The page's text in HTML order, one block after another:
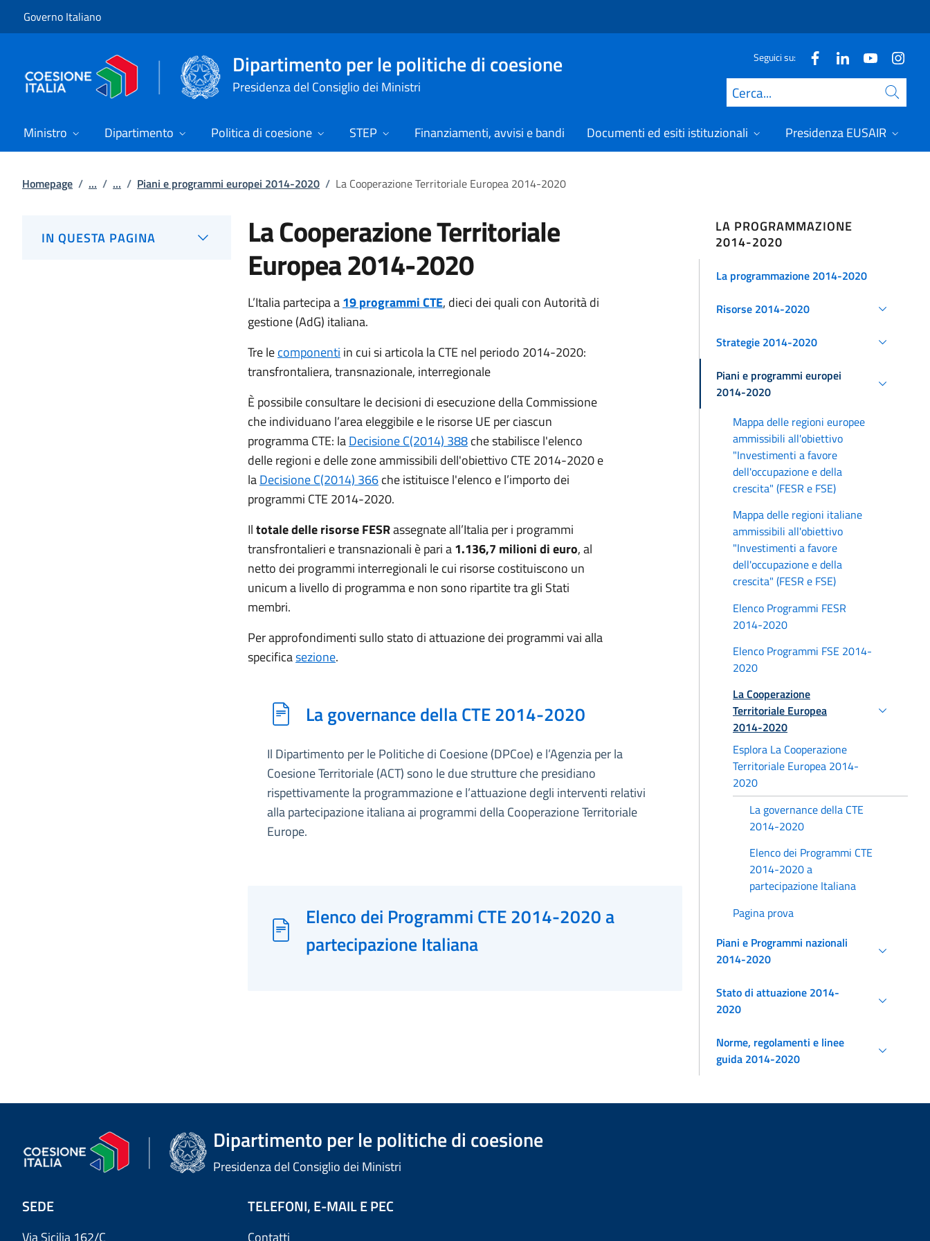
Governo Italiano
Dipartimento per le politiche di coesione
Presidenza del Consiglio dei Ministri
Seguici su:
Cerca
Ministro Dipartimento Politica di coesione STEP Finanziamenti, avvisi e bandi Documenti ed esiti istituzionali Presidenza EUSAIR
Homepage / ... / ... / Piani e programmi europei 2014-2020 / La Cooperazione Territoriale Europea 2014-2020
IN QUESTA PAGINA La Cooperazione Territoriale
Europea 2014-2020
L’Italia partecipa a19 programmi CTE, dieci dei quali con Autorità di
gestione (AdG) italiana.
Tre lecomponenti in cui si articola la CTE nel periodo 2014-2020:
transfrontaliera, transnazionale, interregionale
È possibile consultare le decisioni di esecuzione della Commissione
che individuano l’area eleggibile e le risorse UE per ciascun
programma CTE: laDecisione C(2014) 388che stabilisce l'elenco
delle regioni e delle zone ammissibili dell'obiettivo CTE 2014-2020 e
laDecisione C(2014) 366che istituisce l'elenco e l’importo dei
programmi CTE 2014-2020.
Iltotale delle risorse FESRassegnate all’Italia per i programmi
transfrontalieri e transnazionali è pari a1.136,7 milioni di euro, al
netto dei programmi interregionali le cui risorse costituiscono un
unicuma livello di programma e non sono ripartite tra gli Stati
membri.
Per approfondimenti sullo stato di attuazione dei programmi vai alla
specificasezione.
La governance della CTE 2014-2020
Il Dipartimento per le Politiche di Coesione (DPCoe) e l’Agenzia per la
Coesione Territoriale (ACT) sono le due strutture che presidiano
rispettivamente la programmazione e l’attuazione degli interventi relativi
alla partecipazione italiana ai programmi della Cooperazione Territoriale
Europe.
Elenco dei Programmi CTE 2014-2020 a
partecipazione Italiana
LA PROGRAMMAZIONE
2014-2020
La programmazione 2014-2020
Risorse 2014-2020
Strategie 2014-2020
Piani e programmi europei
2014-2020
Mappa delle regioni europee
ammissibili all'obiettivo
"Investimenti a favore
dell'occupazione e della
crescita" (FESR e FSE)
Mappa delle regioni italiane
ammissibili all'obiettivo
"Investimenti a favore
dell'occupazione e della
crescita" (FESR e FSE)
Elenco Programmi FESR
2014-2020
Elenco Programmi FSE 2014-
2020
La Cooperazione
Territoriale Europea
2014-2020
Esplora La Cooperazione
Territoriale Europea 2014-
2020
La governance della CTE
2014-2020
Elenco dei Programmi CTE
2014-2020 a
partecipazione Italiana
Pagina prova
Piani e Programmi nazionali
2014-2020
Stato di attuazione 2014-
2020
Norme, regolamenti e linee
guida 2014-2020
Dipartimento per le politiche di coesione
Presidenza del Consiglio dei Ministri
SEDE
Via Sicilia 162/C
TELEFONI, E-MAIL E PEC
Contatti